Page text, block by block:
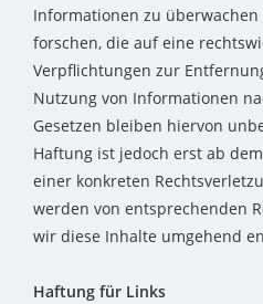
Informationen zu
forschen, die auf eine
Verpflichtungen zur
Nutzung von Informationen
Gesetzen bleiben hiervon
Haftung ist jedoch erst ab
einer konkreten
werden von entsprechenden
wir diese Inhalte umgehend
Haftung für Links